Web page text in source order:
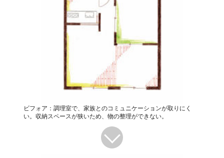
ビフォア：調理室で、家族とのコミュニケーションが取りにく
い。収納スペースが狭いため、物の整理ができない。